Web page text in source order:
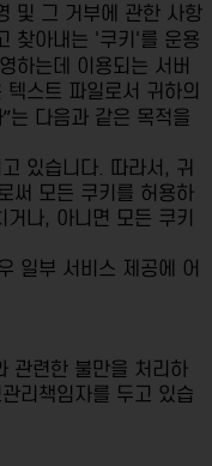
및 그 거부에 관한 사항
찾아내는 '쿠키'를 운용
하는데 이용되는 서버
스트 파일로서 귀하의
는 다음과 같은 목적을
있습니다. 따라서, 귀
써 모든 쿠키를 허용하
나, 아니면 모든 쿠키
일부 서비스 제공에 어
관련한 불만을 처리하
리책임자를 두고 있습